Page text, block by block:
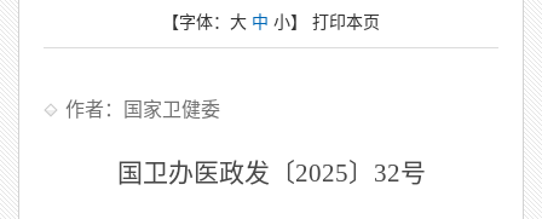
【字体： 大 中 小】 打印本页
作者：国家卫健委
国卫办医政发〔2025〕 32号